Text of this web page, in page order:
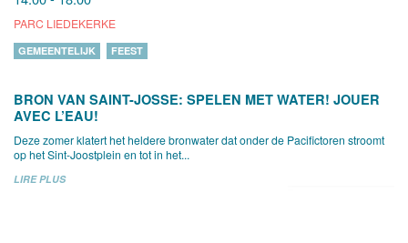
PARC LIEDEKERKE
GEMEENTELIJK FEEST
BRON VAN SAINT-JOSSE: SPELEN MET WATER! JOUER
AVEC L’EAU!
Deze zomer klatert het heldere bronwater dat onder de Pacifictoren stroomt
op het Sint-Joostplein en tot in het...
LIRE PLUS